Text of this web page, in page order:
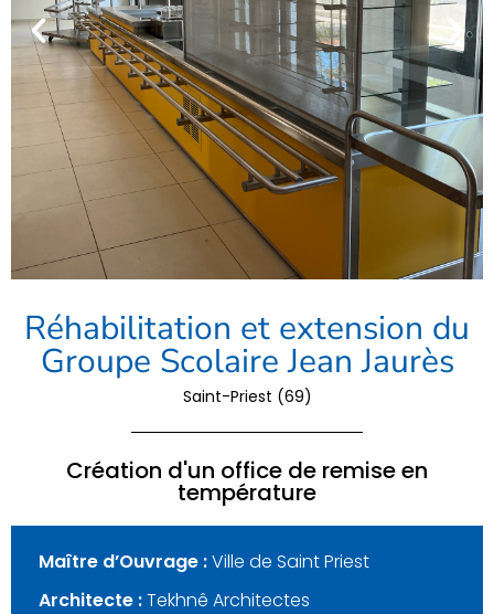
Réhabilitation et extension du
Groupe Scolaire Jean Jaurès
Saint-Priest (69)
Création d'un office de remise en
température
Maître d’Ouvrage :Ville de Saint Priest
Architecte :Tekhnê Architectes